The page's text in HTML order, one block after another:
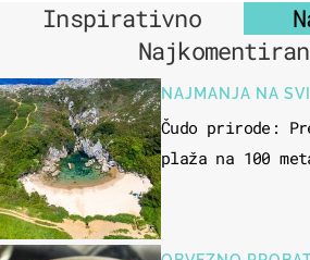
Inspirativno
NAJMANJA NA
Čudo prirode:
plaža na 100